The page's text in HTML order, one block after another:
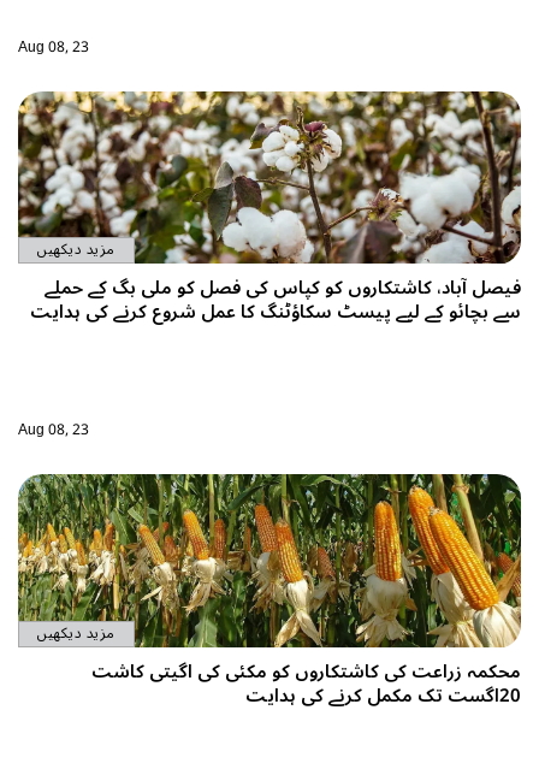
Aug 08, 23
مزید دیکھیں
فیصل آباد، کاشتکاروں کو کپاس کی فصل کو ملی بگ کے حملے
سے بچائو کے لیے پیسٹ سکاؤٹنگ کا عمل شروع کرنے کی ہدایت
Aug 08, 23
مزید دیکھیں
محکمہ زراعت کی کاشتکاروں کو مکئی کی اگیتی کاشت
20اگست تک مکمل کرنے کی ہدایت